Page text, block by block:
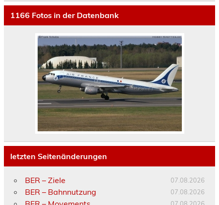
1166 Fotos in der Datenbank
letzten Seitenänderungen
BER – Ziele 07.08.2026
BER – Bahnnutzung 07.08.2026
07.08.2026